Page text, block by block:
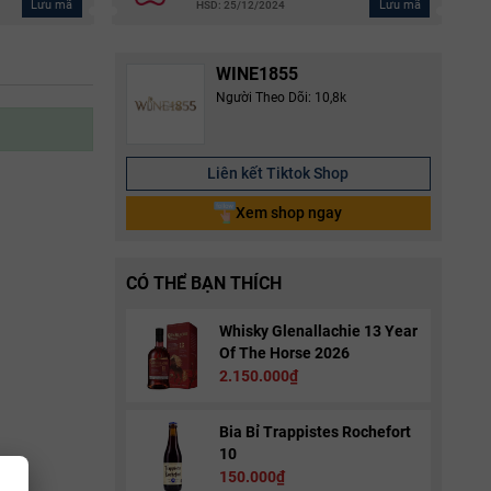
Lưu mã HSD: 25/12/2024 Lưu mã
WINE1855
Người Theo Dõi: 10,8k
Liên kết Tiktok Shop
Xem shop ngay
CÓ THỂ BẠN THÍCH
Whisky Glenallachie 13 Year
Of The Horse 2026
2.150.000₫
Bia Bỉ Trappistes Rochefort
10
150.000₫